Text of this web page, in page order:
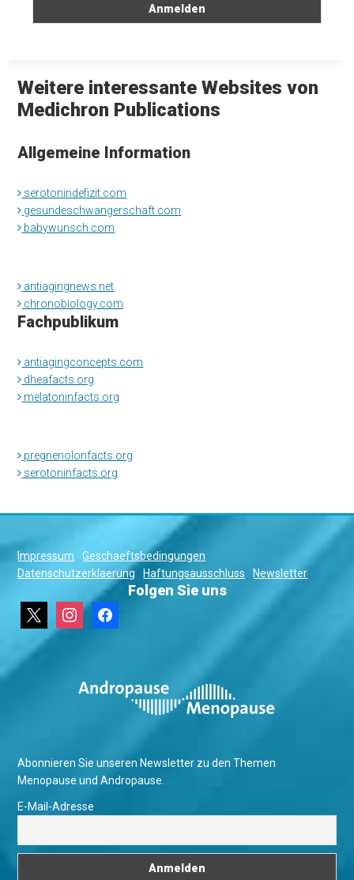
Weitere interessante Websites von
Medichron Publications
Allgemeine Information
serotonindefizit.com
gesundeschwangerschaft.com
babywunsch.com
antiagingnews.net
chronobiology.com
Fachpublikum
antiagingconcepts.com
dheafacts.org
melatoninfacts.org
pregnenolonfacts.org
serotoninfacts.org
Impressum
Geschaeftsbedingungen
Datenschutzerklaerung
Haftungsausschluss Newsletter
Folgen Sie uns
instagramfacebook
Abonnieren Sie unseren Newsletter zu den Themen
Menopause und Andropause.
E-Mail-Adresse